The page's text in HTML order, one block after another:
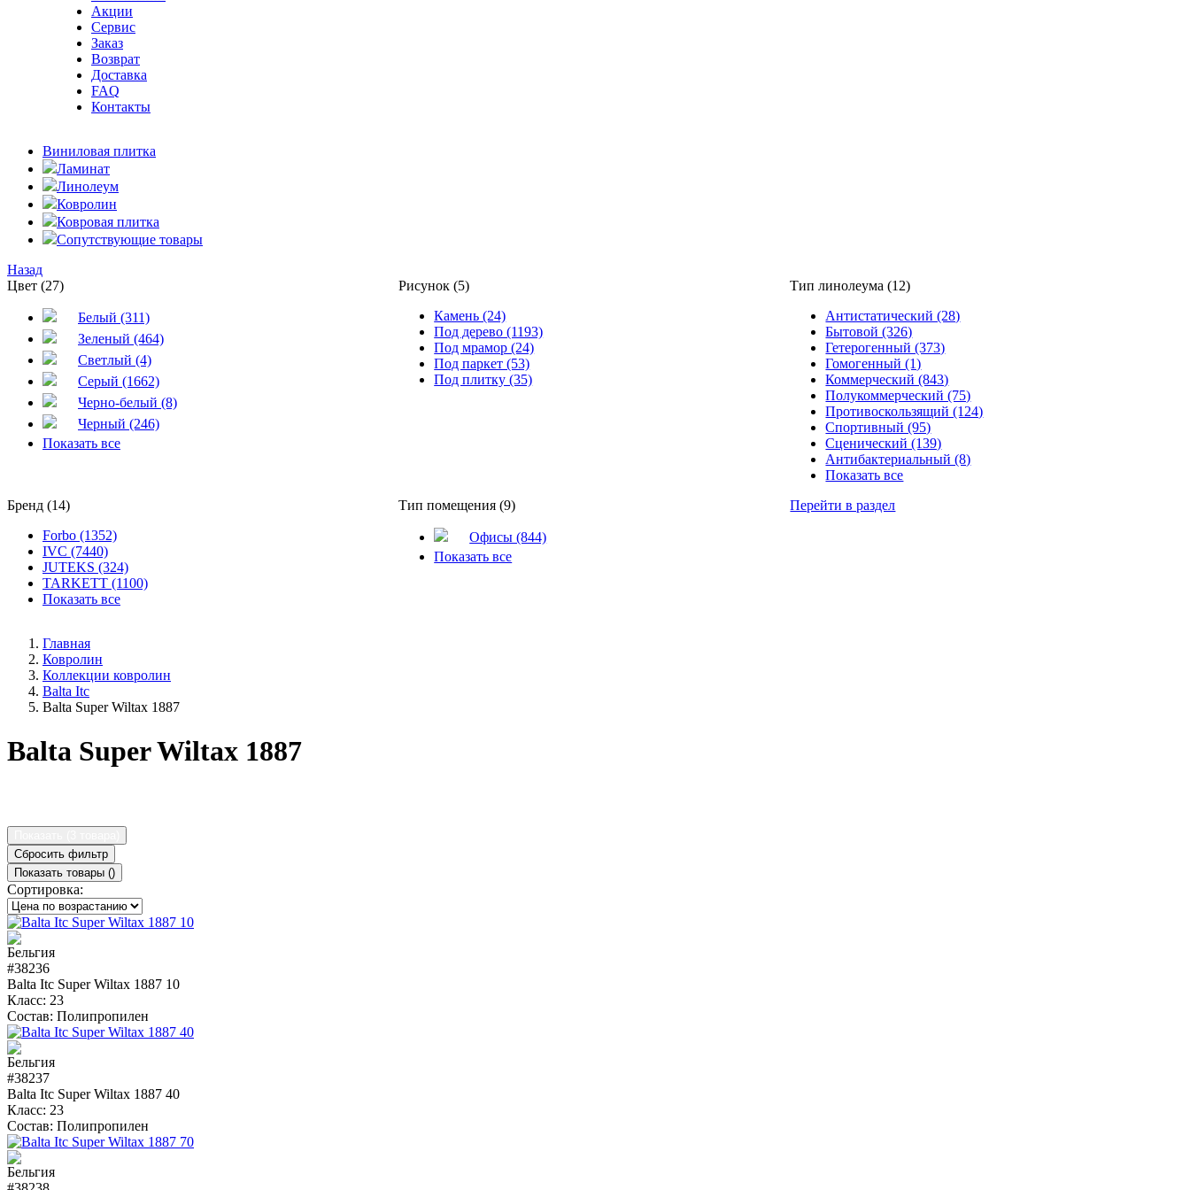
Акции
Сервис
Заказ
Возврат
Доставка
FAQ
Контакты
Виниловая плитка
Ламинат
Линолеум
Ковролин
Ковровая плитка
Сопутствующие товары
Назад
Цвет (27)
Белый (311)
Зеленый (464)
Светлый (4)
Серый (1662)
Черно-белый (8)
Черный (246)
Показать все
Рисунок (5)
Камень (24)
Под дерево (1193)
Под мрамор (24)
Под паркет (53)
Под плитку (35)
Тип линолеума (12)
Антистатический (28)
Бытовой (326)
Гетерогенный (373)
Гомогенный (1)
Коммерческий (843)
Полукоммерческий (75)
Противоскользящий (124)
Спортивный (95)
Сценический (139)
Антибактериальный (8)
Показать все
Бренд (14)
Forbo (1352)
IVC (7440)
JUTEKS (324)
TARKETT (1100)
Показать все
Тип помещения (9)
Офисы (844)
Показать все
Перейти в раздел
Главная
Ковролин
Коллекции ковролин
Balta Itc
Balta Super Wiltax 1887
Balta Super Wiltax 1887
Сбросить фильтр
Показать товары ()
Сортировка:
#38236
Balta Itc Super Wiltax 1887 10
Класс: 23
Состав: Полипропилен
#38237
Balta Itc Super Wiltax 1887 40
Класс: 23
Состав: Полипропилен